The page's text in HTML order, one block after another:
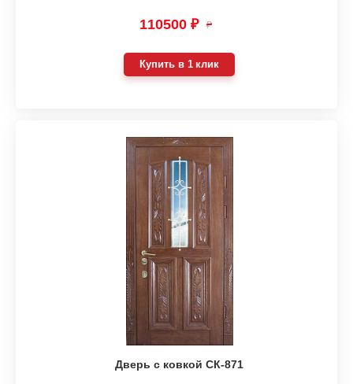
110500 ₽ ₽
Купить в 1 клик
Дверь с ковкой СК-871